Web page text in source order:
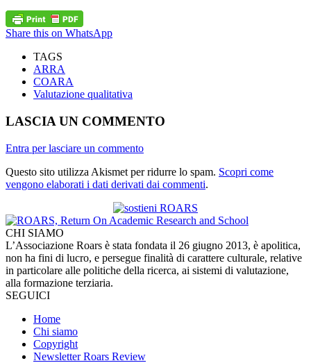
Share this on WhatsApp
TAGS
ARRA
COARA
Valutazione qualitativa
LASCIA UN COMMENTO
Entra per lasciare un commento
Questo sito utilizza Akismet per ridurre lo spam. Scopri come
vengono elaborati i dati derivati dai commenti.
CHI SIAMO
L’Associazione Roars è stata fondata il 26 giugno 2013, è apolitica,
non ha fini di lucro, e persegue finalità di carattere culturale, relative
in particolare alle politiche della ricerca, ai sistemi di valutazione,
alla formazione terziaria.
SEGUICI
Home
Chi siamo
Copyright
Newsletter Roars Review